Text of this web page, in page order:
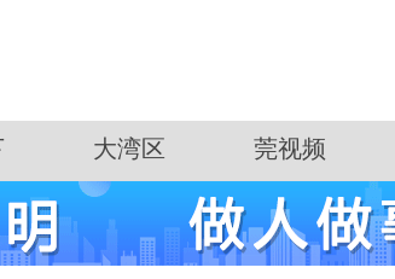
大湾区 莞视频